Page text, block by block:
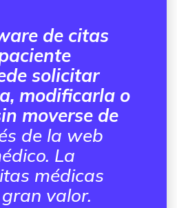
de citas
solicitar
modificarla o
moverse de
de la web
La
médicas
valor.